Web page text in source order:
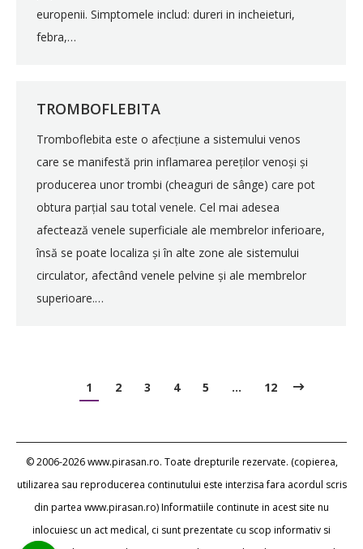
europenii. Simptomele includ: dureri in incheieturi,
febra,…
TROMBOFLEBITA
Tromboflebita este o afecțiune a sistemului venos
care se manifestă prin inflamarea pereților venoși și
producerea unor trombi (cheaguri de sânge) care pot
obtura parțial sau total venele. Cel mai adesea
afectează venele superficiale ale membrelor inferioare,
însă se poate localiza și în alte zone ale sistemului
circulator, afectând venele pelvine și ale membrelor
superioare.…
1 2 3 4 5 … 12
© 2006-2026 www.pirasan.ro. Toate drepturile rezervate. (copierea,
utilizarea sau reproducerea continutului este interzisa fara acordul scris
din partea www.pirasan.ro) Informatiile continute in acest site nu
inlocuiesc un act medical, ci sunt prezentate cu scop informativ si